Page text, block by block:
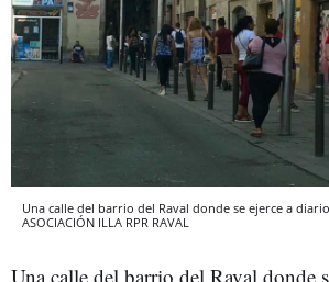
Una calle del barrio del Raval donde se ejerce a
ASOCIACIÓN ILLA RPR RAVAL
Una calle del barrio del Raval donde